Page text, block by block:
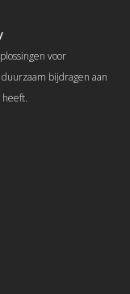
voor
bijdragen aan